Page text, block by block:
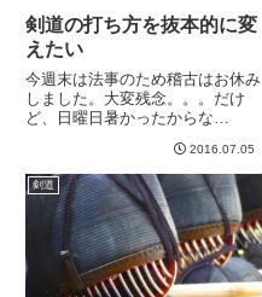
剣道の打ち方を抜本的に変
えたい
今週末は法事のため稽古はお休み
しました。大変残念。。。だけ
ど、日曜日暑かったからな
態にまで追い込まれたかもしれま
せんwさて、先生からの指摘や、
先日の試合や、地稽古などからす
ごくいろいろ考えています。どこ
が悪いか...
2016.07.05
剣道